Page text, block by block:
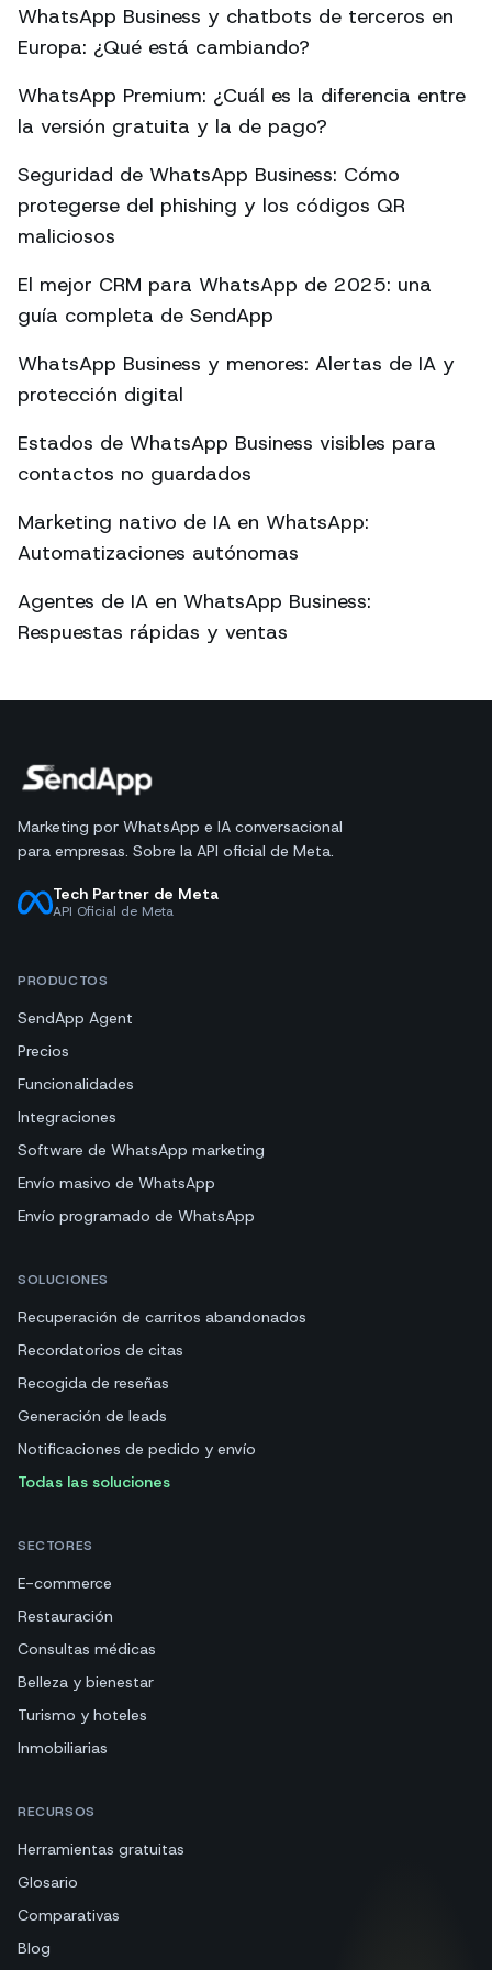
WhatsApp Business y chatbots de terceros en
Europa: ¿Qué está cambiando?
WhatsApp Premium: ¿Cuál es la diferencia entre
la versión gratuita y la de pago?
Seguridad de WhatsApp Business: Cómo
protegerse del phishing y los códigos QR
maliciosos
El mejor CRM para WhatsApp de 2025: una
guía completa de SendApp
WhatsApp Business y menores: Alertas de IA y
protección digital
Estados de WhatsApp Business visibles para
contactos no guardados
Marketing nativo de IA en WhatsApp:
Automatizaciones autónomas
Agentes de IA en WhatsApp Business:
Respuestas rápidas y ventas
Marketing por WhatsApp e IA conversacional
para empresas. Sobre la API oficial de Meta.
Tech Partner de Meta
API Oficial de Meta
PRODUCTOS
SendApp Agent
Precios
Funcionalidades
Integraciones
Software de WhatsApp marketing
Envío masivo de WhatsApp
Envío programado de WhatsApp
SOLUCIONES
Recuperación de carritos abandonados
Recordatorios de citas
Recogida de reseñas
Generación de leads
Notificaciones de pedido y envío
Todas las soluciones
SECTORES
E-commerce
Restauración
Consultas médicas
Belleza y bienestar
Turismo y hoteles
Inmobiliarias
RECURSOS
Herramientas gratuitas
Glosario
Comparativas
Blog